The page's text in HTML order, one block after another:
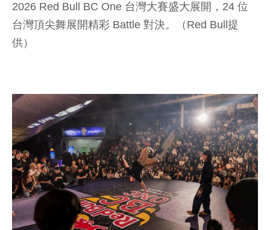
2026 Red Bull BC One 台灣大賽盛大展開，24 位
台灣頂尖舞展開精彩 Battle 對決。（Red Bull提
供）